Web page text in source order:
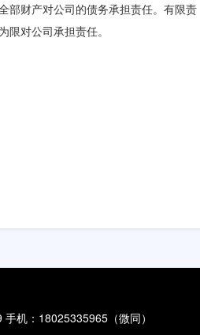
部财产对公司的债务承担责任。有限责
对公司承担责任。
机：18025335965（微同）